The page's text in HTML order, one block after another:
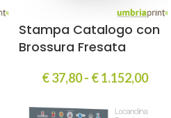
Stampa Catalogo con
Brossura Fresata
€37,80- €1.152,00